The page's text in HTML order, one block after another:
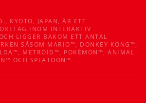
KYOTO, JAPAN, ÄR ETT
INOM INTERAKTIV
LIGGER BAKOM ETT ANTAL
SÅSOM MARIO™, DONKEY KONG™,
METROID™, POKÉMON™, ANIMAL
OCH SPLATOON™.